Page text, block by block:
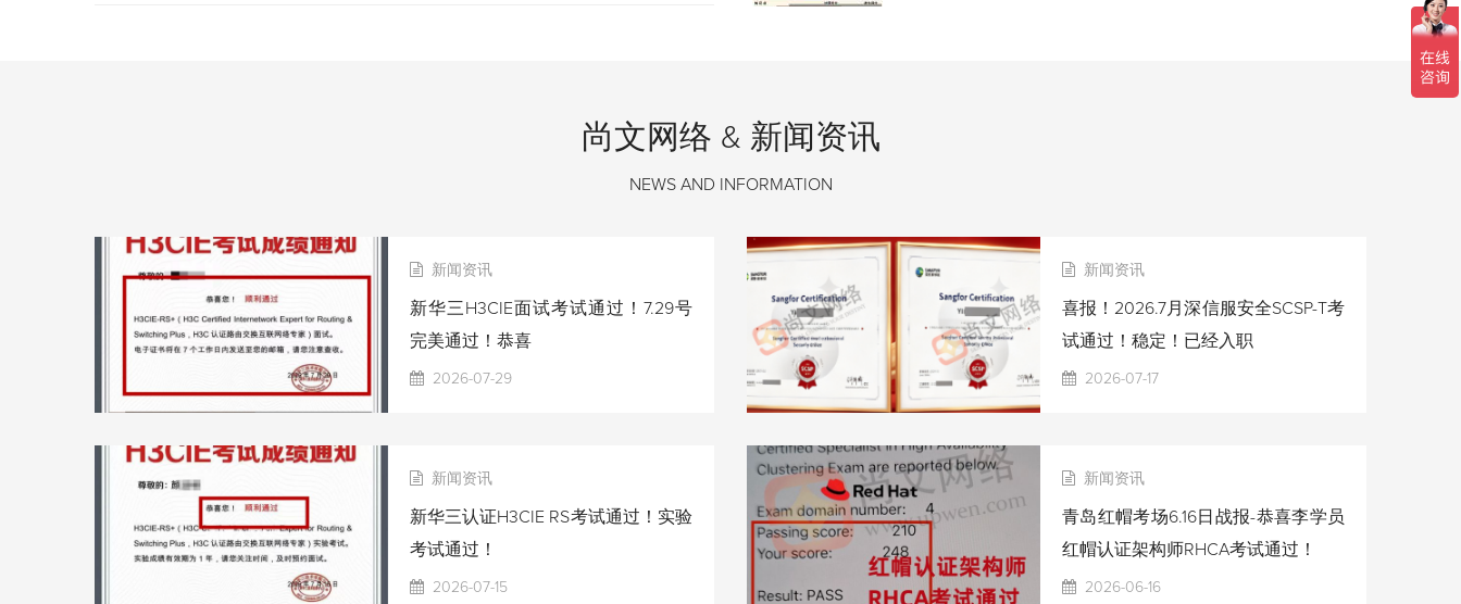
尚文网络 & 新闻资讯
NEWS AND INFORMATION
新闻资讯
新华三H3CIE面试考试通过！7.29号
完美通过！恭喜
2026-07-29
新闻资讯
喜报！2026.7月深信服安全SCSP-T考
试通过！稳定！已经入职
2026-07-17
新闻资讯
新华三认证H3CIE RS考试通过！实验
考试通过！
2026-07-15
新闻资讯
青岛红帽考场6.16日战报-恭喜李学员
红帽认证架构师RHCA考试通过！
2026-06-16